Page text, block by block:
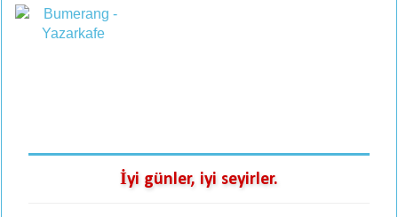
İyi günler, iyi seyirler.